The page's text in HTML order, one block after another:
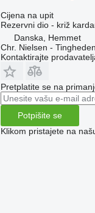
Cijena na upit
Rezervni dio - križ
Danska, Hemmet
Chr. Nielsen -
Kontaktirajte
Pretplatite se na
Potpišite se
Klikom pristajete na